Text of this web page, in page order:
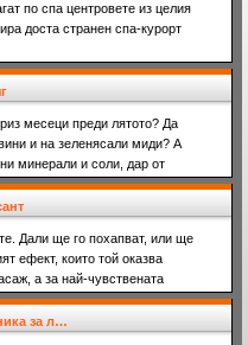
по спа центровете из целия
доста странен спа-курорт
месеци преди лятото? Да
и на зеленясали миди? А
минерали и соли, дар от
Дали ще го похапват, или ще
ефект, които той оказва
а за най-чувствената
за л…